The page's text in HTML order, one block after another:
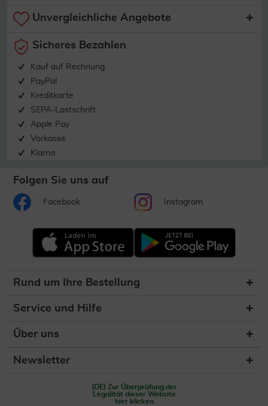
Unvergleichliche Angebote
Sicheres Bezahlen
Kauf auf Rechnung
PayPal
Kreditkarte
SEPA-Lastschrift
Apple Pay
Vorkasse
Klarna
Folgen Sie uns auf
Facebook Instagram
Rund um Ihre Bestellung
Service und Hilfe
Über uns
Newsletter
(DE) Zur Überprüfung der
Legalität dieser Website
hier klicken